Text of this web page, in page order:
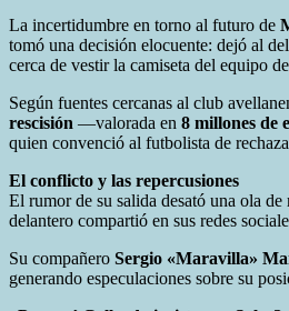
La incertidumbre en torno al futuro de
tomó una decisión elocuente: dejó al
cerca de vestir la camiseta del equipo
Según fuentes cercanas al club
rescisión —valorada en 8 millones de
quien convenció al futbolista de
El conflicto y las repercusiones
El rumor de su salida desató una ola
delantero compartió en sus redes
Su compañero Sergio «Maravilla»
generando especulaciones sobre su